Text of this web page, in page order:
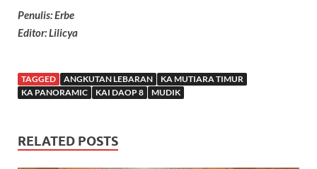
Penulis: Erbe
Editor: Lilicya
TAGGED ANGKUTAN LEBARAN
KA MUTIARA TIMUR
KA PANORAMIC
KAI DAOP 8 MUDIK
RELATED POSTS